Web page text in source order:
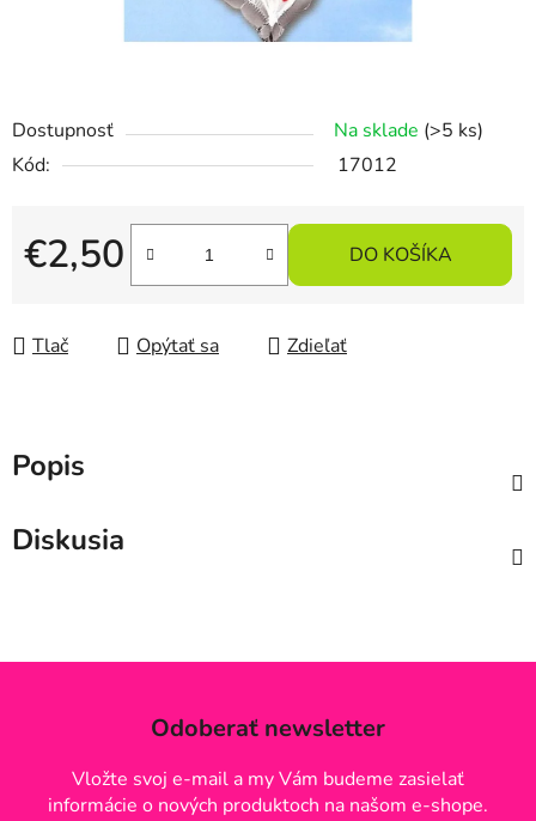
Dostupnosť Na sklade (>5 ks)
Kód:
17012
€2,50
Jednotková cena:
DO KOŠÍKA
Tlač Opýtať sa Zdieľať
Popis
Diskusia
Odoberať newsletter
Vložte svoj e-mail a my Vám budeme zasielať
informácie o nových produktoch na našom e-shope.